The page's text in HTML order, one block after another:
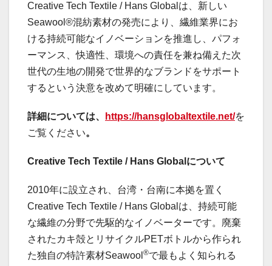
Creative Tech Textile / Hans Globalは、新しい
Seawool®混紡素材の発売により、繊維業界にお
ける持続可能なイノベーションを推進し、パフォ
ーマンス、快適性、環境への責任を兼ね備えた次
世代の生地の開発で世界的なブランドをサポート
するという決意を改めて明確にしています。
詳細については、 https://hansglobaltextile.net/を
ご覧ください。
Creative Tech Textile / Hans Global について
2010年に設立され、台湾・台南に本拠を置く
Creative Tech Textile / Hans Globalは、持続可能
な繊維の分野で先駆的なイノベーターです。廃棄
されたカキ殻とリサイクルPETボトルから作られ
た独自の特許素材Seawool ®で最もよく知られる